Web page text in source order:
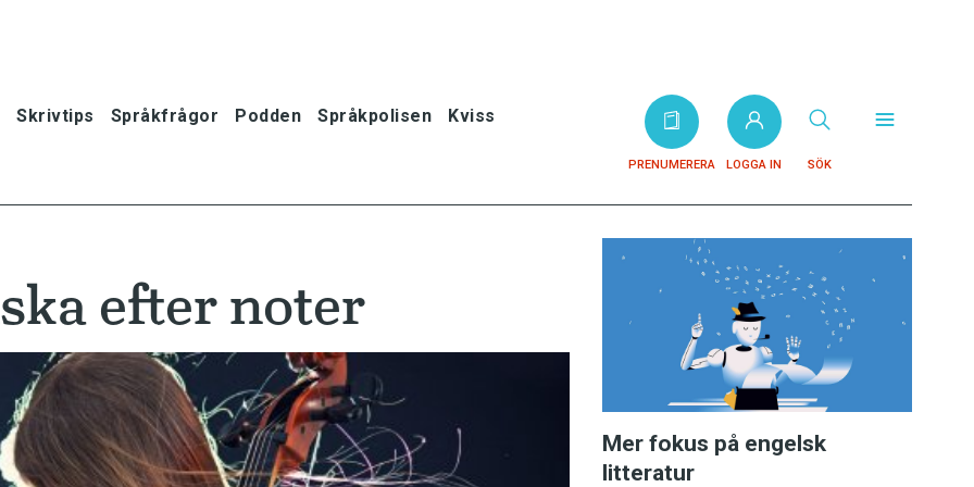
Skrivtips Språkfrågor Podden Språkpolisen Kviss
PRENUMERERA LOGGA IN SÖK
efter noter
Mer fokus på engelsk
litteratur